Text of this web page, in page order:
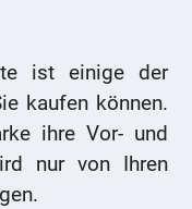
ist einige der
kaufen können.
ihre Vor- und
nur von Ihren